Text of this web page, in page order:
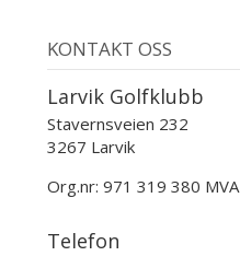
KONTAKT OSS
Larvik Golfklubb
Stavernsveien 232
3267 Larvik
Org.nr: 971 319 380 MVA
Telefon